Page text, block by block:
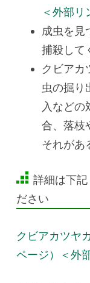
＜外部リ
成虫を見
捕殺して
クビアカ
虫の掘り
入など
合、落枝
それがあ
詳細は下
ださい
クビアカツヤ
ページ）
＜外